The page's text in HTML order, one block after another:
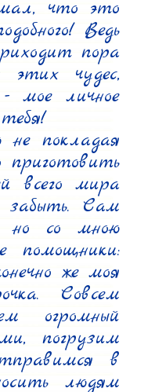
что это
Ведь
пора
чудес,
мое личное
покладая
приготовить
всего мира
Сам
но со мною
помощники:
же моя
Совсем
огромный
погрузим
в
людям